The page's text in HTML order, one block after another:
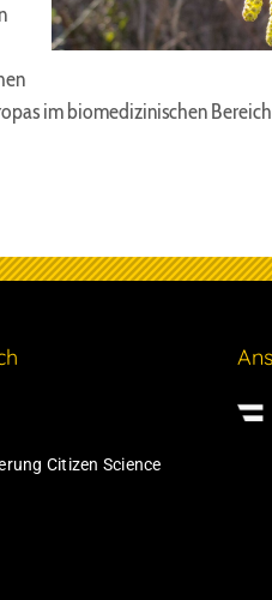
im biomedizinischen
Citizen Science